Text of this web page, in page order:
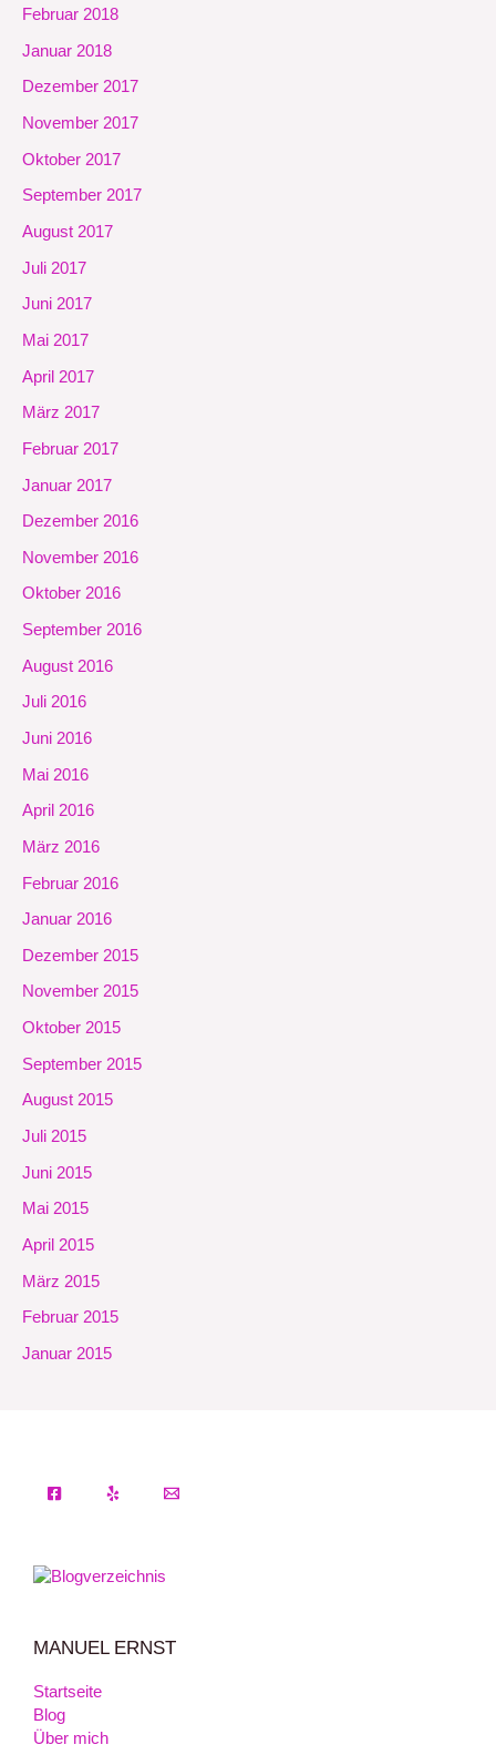
Februar 2018
Januar 2018
Dezember 2017
November 2017
Oktober 2017
September 2017
August 2017
Juli 2017
Juni 2017
Mai 2017
April 2017
März 2017
Februar 2017
Januar 2017
Dezember 2016
November 2016
Oktober 2016
September 2016
August 2016
Juli 2016
Juni 2016
Mai 2016
April 2016
März 2016
Februar 2016
Januar 2016
Dezember 2015
November 2015
Oktober 2015
September 2015
August 2015
Juli 2015
Juni 2015
Mai 2015
April 2015
März 2015
Februar 2015
Januar 2015
MANUEL ERNST
Startseite
Blog
Über mich